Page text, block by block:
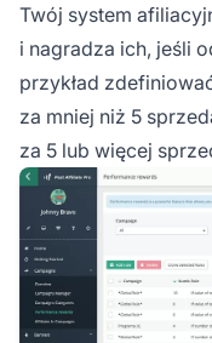
Twój system
i nagradza ich, jeśli
przykład
za mniej niż 5
za 5 lub więcej